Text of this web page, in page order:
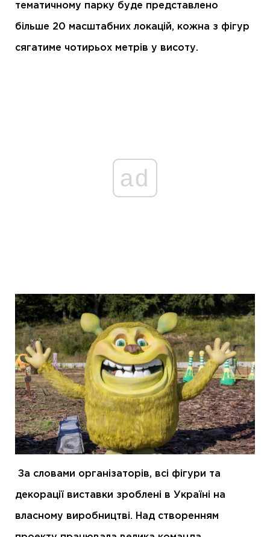
тематичному парку буде представлено
більше 20 масштабних локацій, кожна з фігур
сягатиме чотирьох метрів у висоту.
ad
За словами організаторів, всі фігури та
декорації виставки зроблені в Україні на
власному виробництві. Над створенням